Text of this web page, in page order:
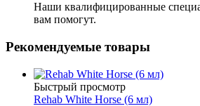
Наши квалифицированные
вам помогут.
Рекомендуемые товары
Быстрый просмотр
Rehab White Horse (6 мл)